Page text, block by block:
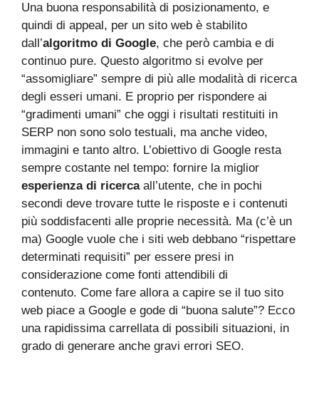
Una buona responsabilità di posizionamento, e
quindi di appeal, per un sito web è stabilito
dall’algoritmo di Google, che però cambia e di
continuo pure. Questo algoritmo si evolve per
“assomigliare” sempre di più alle modalità di ricerca
degli esseri umani. E proprio per rispondere ai
“gradimenti umani” che oggi i risultati restituiti in
SERP non sono solo testuali, ma anche video,
immagini e tanto altro. L’obiettivo di Google resta
sempre costante nel tempo: fornire la miglior
esperienza di ricercaall’utente, che in pochi
secondi deve trovare tutte le risposte e i contenuti
più soddisfacenti alle proprie necessità. Ma (c’è un
ma) Google vuole che i siti web debbano “rispettare
determinati requisiti” per essere presi in
considerazione come fonti attendibili di
contenuto. Come fare allora a capire se il tuo sito
web piace a Google e gode di “buona salute”? Ecco
una rapidissima carrellata di possibili situazioni, in
grado di generare anche gravi errori SEO.